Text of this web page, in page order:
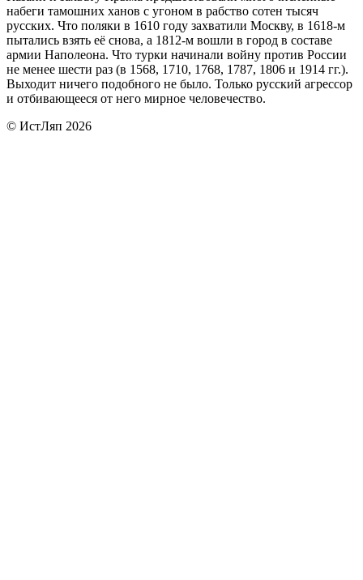
набеги тамошних ханов с угоном в рабство сотен тысяч
русских. Что поляки в 1610 году захватили Москву, в 1618-м
пытались взять её снова, а 1812-м вошли в город в составе
армии Наполеона. Что турки начинали войну против России
не менее шести раз (в 1568, 1710, 1768, 1787, 1806 и 1914 гг.).
Выходит ничего подобного не было. Только русский агрессор
и отбивающееся от него мирное человечество.
© ИстЛяп 2026